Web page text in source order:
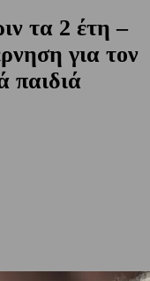
τα 2 έτη –
για τον
παιδιά